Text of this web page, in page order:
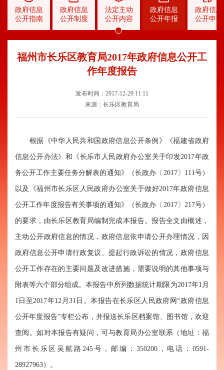
政府信息
公开指南
政府信息
公开制度
法定主动
公开内容
政府信息
公开年报
政府信息
公开申请
福州市长乐区教育局2017年政府信息公开工
作年度报告
发布时间：2017-12-29 11:11
来源：长乐区教育局
根据《中华人民共和国政府信息公开条例》《福建省政府
信息公开办法》和《长乐市人民政府办公室关于印发2017年政
务公开工作主要任务分解表的通知》（长政办〔2017〕111号）
以及《福州市长乐区人民政府办公室关于做好2017年政府信息
公开工作年度报告有关事项的通知》（长政办〔2017〕217号）
的要求，由长乐区教育局编制完成本报告。报告全文由概述，
主动公开政府信息的情况，政府信息依申请公开办理情况，因
政府信息公开申请行政复议、提起行政诉讼的情况，政府信息
公开工作存在的主要问题及改进措施，需要说明的其他事项与
附表等六个部分组成。本报告中所列数据统计期限为2017年1月
1日至2017年12月31日。本报告在长乐区人民政府网“政府信息
公开年度报告”专栏公布，并报送长乐区档案馆、图书馆，欢迎
查阅。如对本报告有疑问，可与教育局办公室联系（地址：福
州市长乐区吴航路245号，邮编：350200，电话：0591-
28927963）。